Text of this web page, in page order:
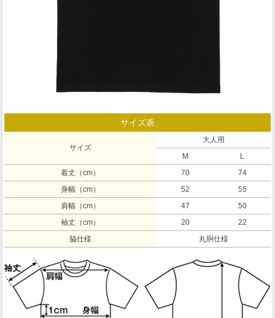
サイズ表
サイズ
大人用
M
L
着丈（cm）
70
74
身幅（cm）
52
55
肩幅（cm）
47
50
袖丈（cm）
20
22
脇仕様
丸胴仕様